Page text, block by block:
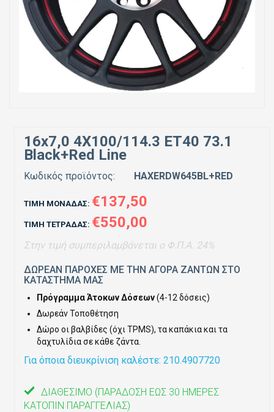
16x7,0 4X100/114.3 ET40 73.1
Black+Red Line
Κωδικός προϊόντος: ΗΑΧΕRDW645ΒL+RΕD
ΤΙΜΉ ΜΟΝΆΔΑΣ: €137,50
ΤΙΜΉ ΤΕΤΡΆΔΑΣ: €550,00
Στην τιμή συμπεριλαμβάνεται ο Φ.Π.Α. 24%
ΔΩΡΕΑΝ ΠΑΡΟΧΕΣ ΜΕ ΤΗΝ ΑΓΟΡΑ ΖΑΝΤΩΝ ΣΤΟ
ΚΑΤΑΣΤΗΜΑ ΜΑΣ
Πρόγραμμα Άτοκων Δόσεων(4-12 δόσεις)
Δωρεάν Τοποθέτηση
Δώρο οι βαλβίδες (όχι TPMS), τα καπάκια και τα
δαχτυλίδια σε κάθε ζάντα.
Για όποια διευκρίνιση καλέστε: 210.4907720
ΔΙΑΘΈΣΙΜΟ (ΠΑΡΆΔΟΣΗ ΈΩΣ 30 ΗΜΈΡΕΣ
ΚΑΤΌΠΙΝ ΠΑΡΑΓΓΕΛΊΑΣ)